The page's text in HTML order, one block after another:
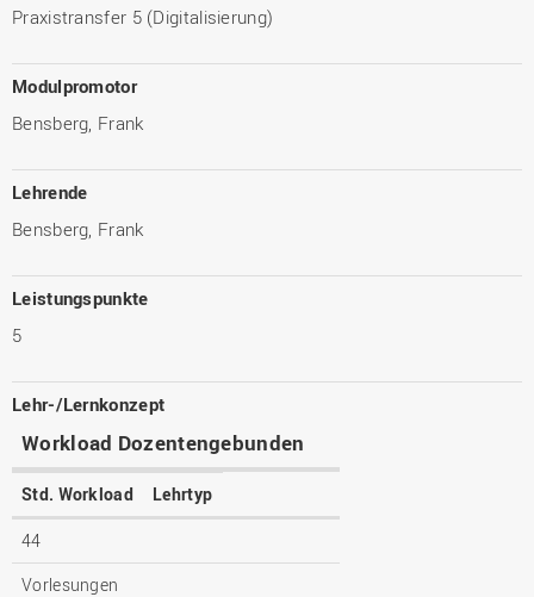
Praxistransfer 5 (Digitalisierung)
Modulpromotor
Bensberg, Frank
Lehrende
Bensberg, Frank
Leistungspunkte
5
Lehr-/Lernkonzept
Workload Dozentengebunden
Std. Workload Lehrtyp
44
Vorlesungen